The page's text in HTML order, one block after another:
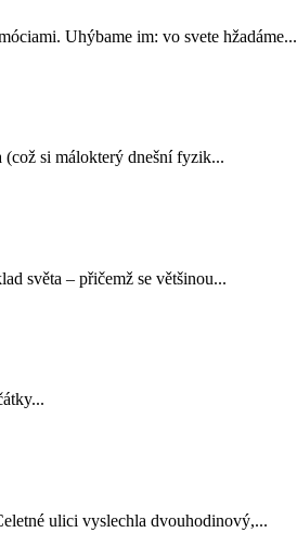
Uhýbame im: vo svete hžadáme...
si málokterý dnešní fyzik...
světa – přičemž se většinou...
ulici vyslechla dvouhodinový,...